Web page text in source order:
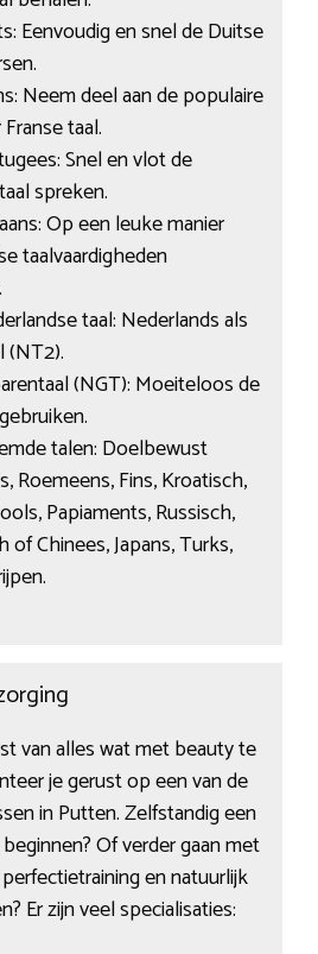
Eenvoudig en snel de Duitse
Neem deel aan de populaire
taal.
Snel en vlot de
spreken.
Op een leuke manier
taalvaardigheden
taal: Nederlands als
(NT2).
(NGT): Moeiteloos de
talen: Doelbewust
Roemeens, Fins, Kroatisch,
Papiaments, Russisch,
of Chinees, Japans, Turks,
van alles wat met beauty te
je gerust op een van de
in Putten. Zelfstandig een
Of verder gaan met
en natuurlijk
Er zijn veel specialisaties: